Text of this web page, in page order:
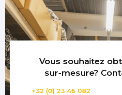
Vous souhaitez
sur-mesure?
+32 (0) 23 46 082